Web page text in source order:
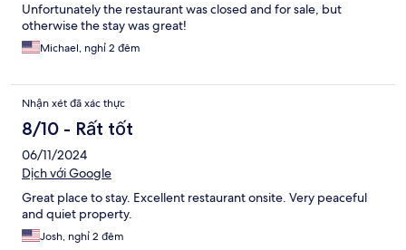
Unfortunately the restaurant was closed and for sale, but
otherwise the stay was great!
Michael, nghỉ 2 đêm
Nhận xét đã xác thực
8/10 - Rất tốt
06/11/2024
Dịch với Google
Great place to stay. Excellent restaurant onsite. Very peaceful
and quiet property.
Josh, nghỉ 2 đêm